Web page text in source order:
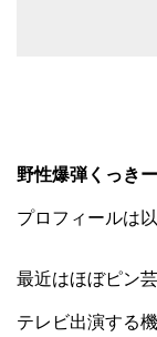
野性爆弾くっきー
プロフィールは
最近はほぼピン
テレビ出演する